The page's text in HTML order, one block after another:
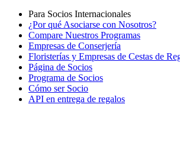
Para Socios Internacionales
¿Por qué Asociarse con Nosotros?
Compare Nuestros Programas
Empresas de Conserjería
Floristerías y Empresas de Cestas de
Página de Socios
Programa de Socios
Cómo ser Socio
API en entrega de regalos